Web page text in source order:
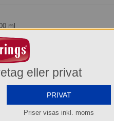
ml
eller privat
PRIVAT
Priser visas inkl. moms